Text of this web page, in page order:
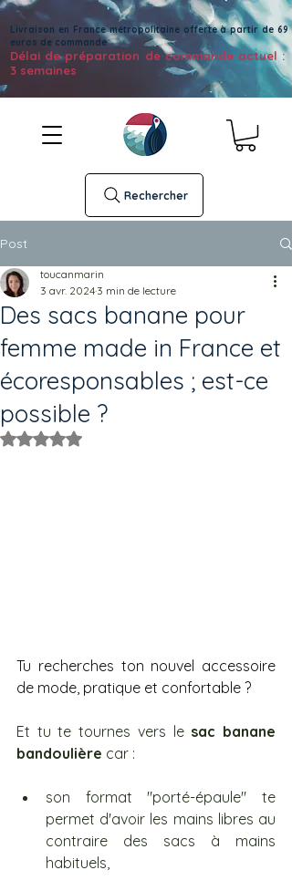
Livraison en France métropolitaine offerte à partir de 69
euros de commande
Délai de préparation de commande actuel :
3 semaines
Rechercher
Post
Des sacs banane pour
femme made in France et
écoresponsables ; est-ce
possible ?
toucanmarin
3 avr. 2024 3 min de lecture
Noté NaN étoiles sur 5.
Tu recherches ton nouvel accessoire
de mode, pratique et confortable ?
Et tu te tournes vers le sac banane
bandoulière car :
son format "porté-épaule" te
permet d'avoir les mains libres au
contraire des sacs à mains
habituels,